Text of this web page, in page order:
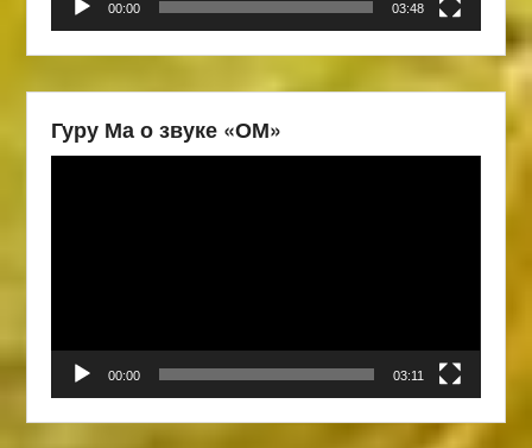
00:00 03:48
Гуру Ма о звуке «ОМ»
00:00 03:11